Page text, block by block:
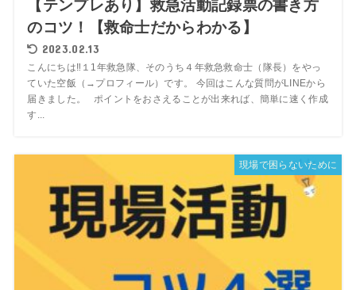
【テンプレあり】救急活動記録票の書き方
のコツ！【救命士だからわかる】
2023.02.13
こんにちは‼１1年救急隊、そのうち４年救急救命士（隊長）をやっ
ていた空飯（→プロフィール）です。 今回はこんな質問がLINEから
届きました。 ポイントをおさえることが出来れば、簡単に速く作成
す...
現場で困らないために